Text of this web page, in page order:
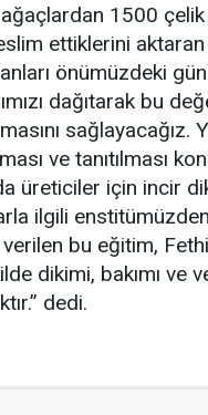
1500 çelik
ettiklerini aktaran
önümüzdeki
dağıtarak bu
sağlayacağız.
ve tanıtılması
üreticiler için incir
ilgili
verilen bu eğitim,
dikimi, bakımı ve
dedi.